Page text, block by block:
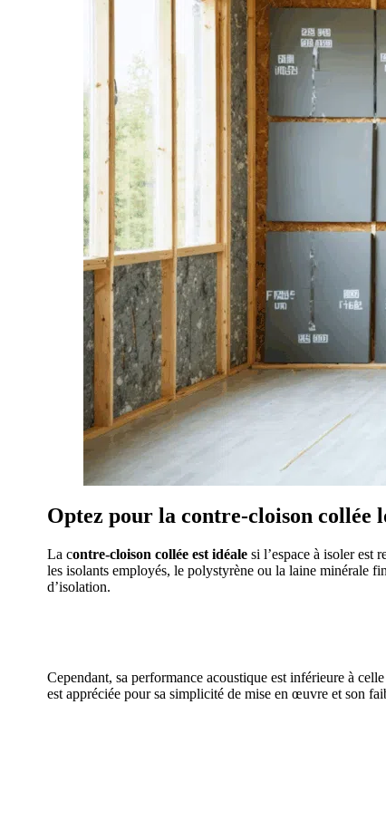
Optez pour la contre-cloison collée
La contre-cloison collée est idéale si l’espace à isoler est
les isolants employés, le polystyrène ou la laine minérale
d’isolation.
Cependant, sa performance acoustique est inférieure à
est appréciée pour sa simplicité de mise en œuvre et son